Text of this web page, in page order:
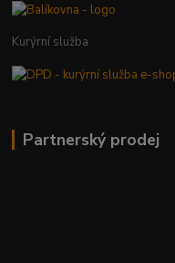
Kurýrní služba
Partnerský prodej